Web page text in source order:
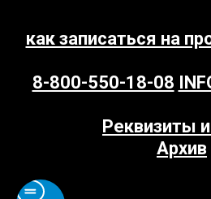
как записаться на
8-800-550-18-08
Реквизиты
Архив